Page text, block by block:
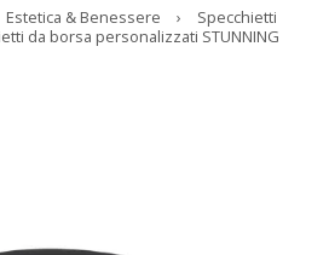
Estetica & Benessere ›
Specchietti
da borsa personalizzati STUNNING